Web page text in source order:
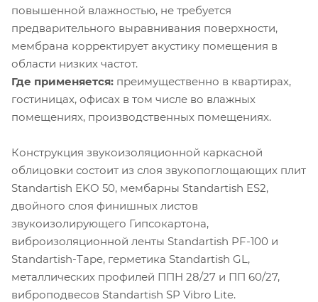
повышенной влажностью, не требуется
предварительного выравнивания поверхности,
мембрана корректирует акустику помещения в
области низких частот.
Где применяется: преимущественно в квартирах,
гостиницах, офисах в том числе во влажных
помещениях, производственных помещениях.
Конструкция звукоизоляционной каркасной
облицовки состоит из слоя звукопоглощающих плит
Standartish EKO 50, мембарны Standartish ES2,
двойного слоя финишных листов
звукоизолирующего Гипсокартона,
виброизоляционной ленты Standartish PF-100 и
Standartish-Tape, герметика Standartish GL,
металлических профилей ППН 28/27 и ПП 60/27,
виброподвесов Standartish SP Vibro Lite.